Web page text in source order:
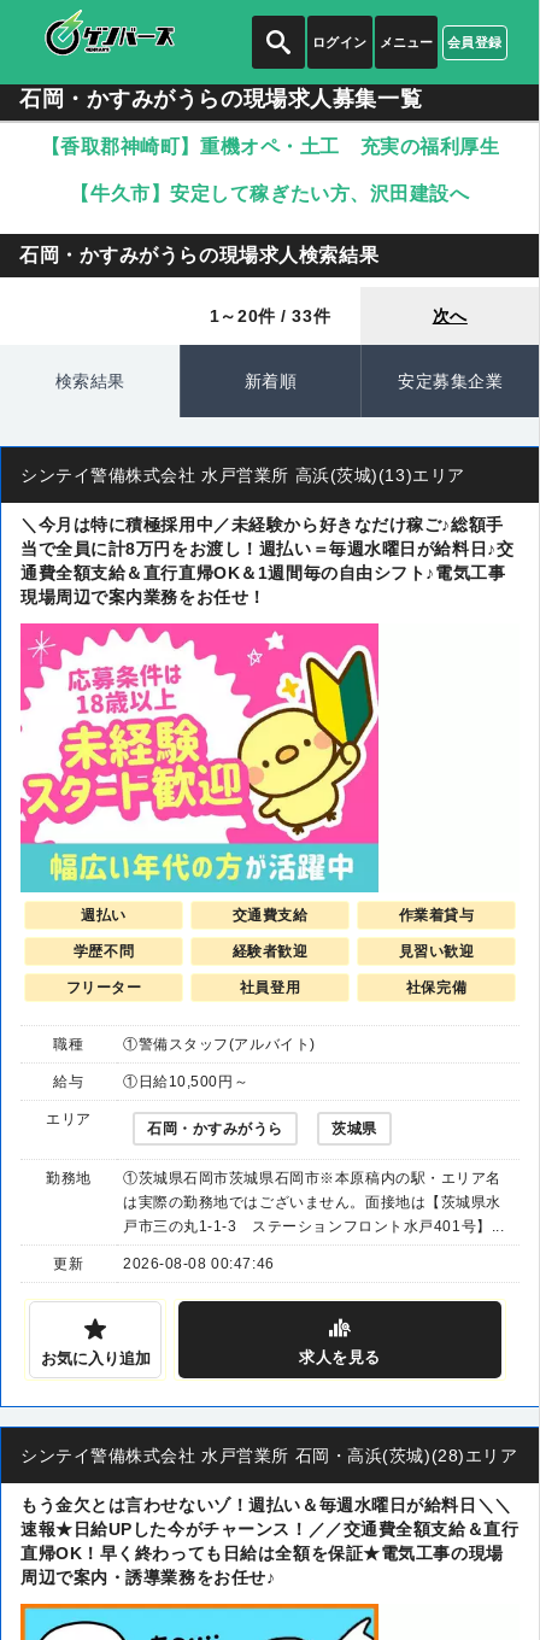
ログイン 会員登録
メニュー
石岡・かすみがうらの現場求人募集一覧
【香取郡神崎町】重機オペ・土工 充実の福利厚生
【牛久市】安定して稼ぎたい方、沢田建設へ
石岡・かすみがうらの現場求人検索結果
1～20件 / 33件 次へ
検索結果 新着順 安定募集企業
シンテイ警備株式会社 水戸営業所 高浜(茨城)(13)エリア
＼今月は特に積極採用中／未経験から好きなだけ稼ご♪総額手
当で全員に計8万円をお渡し！週払い＝毎週水曜日が給料日♪交
通費全額支給＆直行直帰OK＆1週間毎の自由シフト♪電気工事
現場周辺で案内業務をお任せ！
週払い 交通費支給 作業着貸与
学歴不問 経験者歓迎 見習い歓迎
フリーター 社員登用 社保完備
職種 ①警備スタッフ(アルバイト)
給与 ①日給10,500円～
エリア
石岡・かすみがうら 茨城県
勤務地
①茨城県石岡市茨城県石岡市※本原稿内の駅・エリア名
は実際の勤務地ではございません。面接地は【茨城県水
戸市三の丸1-1-3 ステーションフロント水戸401号】...
更新 2026-08-08 00:47:46
お気に入り追加 求人 を見る
シンテイ警備株式会社 水戸営業所 石岡・高浜(茨城)(28)エリア
もう金欠とは言わせないゾ！週払い＆毎週水曜日が給料日＼＼
速報★日給UPした今がチャーンス！／／交通費全額支給＆直行
直帰OK！早く終わっても日給は全額を保証★電気工事の現場
周辺で案内・誘導業務をお任せ♪